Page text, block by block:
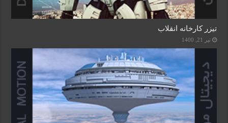
تیزر کارخانه انقلاب
تیر 21, 1400